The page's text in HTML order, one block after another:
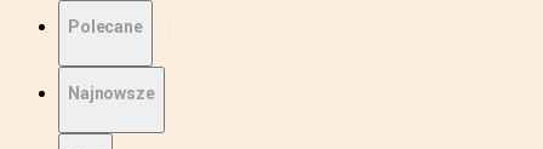
Polecane
Najnowsze